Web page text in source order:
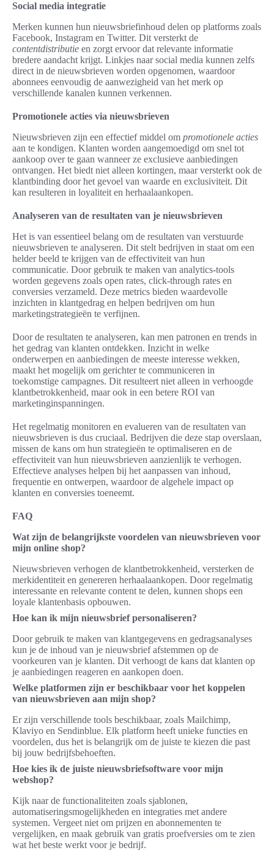
Social media integratie
Merken kunnen hun nieuwsbriefinhoud delen op platforms zoals
Facebook, Instagram en Twitter. Dit versterkt de
contentdistributie en zorgt ervoor dat relevante informatie
bredere aandacht krijgt. Linkjes naar social media kunnen zelfs
direct in de nieuwsbrieven worden opgenomen, waardoor
abonnees eenvoudig de aanwezigheid van het merk op
verschillende kanalen kunnen verkennen.
Promotionele acties via nieuwsbrieven
Nieuwsbrieven zijn een effectief middel om promotionele acties
aan te kondigen. Klanten worden aangemoedigd om snel tot
aankoop over te gaan wanneer ze exclusieve aanbiedingen
ontvangen. Het biedt niet alleen kortingen, maar versterkt ook de
klantbinding door het gevoel van waarde en exclusiviteit. Dit
kan resulteren in loyaliteit en herhaalaankopen.
Analyseren van de resultaten van je nieuwsbrieven
Het is van essentieel belang om de resultaten van verstuurde
nieuwsbrieven te analyseren. Dit stelt bedrijven in staat om een
helder beeld te krijgen van de effectiviteit van hun
communicatie. Door gebruik te maken van analytics-tools
worden gegevens zoals open rates, click-through rates en
conversies verzameld. Deze metrics bieden waardevolle
inzichten in klantgedrag en helpen bedrijven om hun
marketingstrategieën te verfijnen.
Door de resultaten te analyseren, kan men patronen en trends in
het gedrag van klanten ontdekken. Inzicht in welke
onderwerpen en aanbiedingen de meeste interesse wekken,
maakt het mogelijk om gerichter te communiceren in
toekomstige campagnes. Dit resulteert niet alleen in verhoogde
klantbetrokkenheid, maar ook in een betere ROI van
marketinginspanningen.
Het regelmatig monitoren en evalueren van de resultaten van
nieuwsbrieven is dus cruciaal. Bedrijven die deze stap overslaan,
missen de kans om hun strategieën te optimaliseren en de
effectiviteit van hun nieuwsbrieven aanzienlijk te verhogen.
Effectieve analyses helpen bij het aanpassen van inhoud,
frequentie en ontwerpen, waardoor de algehele impact op
klanten en conversies toeneemt.
FAQ
Wat zijn de belangrijkste voordelen van nieuwsbrieven voor
mijn online shop?
Nieuwsbrieven verhogen de klantbetrokkenheid, versterken de
merkidentiteit en genereren herhaalaankopen. Door regelmatig
interessante en relevante content te delen, kunnen shops een
loyale klantenbasis opbouwen.
Hoe kan ik mijn nieuwsbrief personaliseren?
Door gebruik te maken van klantgegevens en gedragsanalyses
kun je de inhoud van je nieuwsbrief afstemmen op de
voorkeuren van je klanten. Dit verhoogt de kans dat klanten op
je aanbiedingen reageren en aankopen doen.
Welke platformen zijn er beschikbaar voor het koppelen
van nieuwsbrieven aan mijn shop?
Er zijn verschillende tools beschikbaar, zoals Mailchimp,
Klaviyo en Sendinblue. Elk platform heeft unieke functies en
voordelen, dus het is belangrijk om de juiste te kiezen die past
bij jouw bedrijfsbehoeften.
Hoe kies ik de juiste nieuwsbriefsoftware voor mijn
webshop?
Kijk naar de functionaliteiten zoals sjablonen,
automatiseringsmogelijkheden en integraties met andere
systemen. Vergeet niet om prijzen en abonnementen te
vergelijken, en maak gebruik van gratis proefversies om te zien
wat het beste werkt voor je bedrijf.